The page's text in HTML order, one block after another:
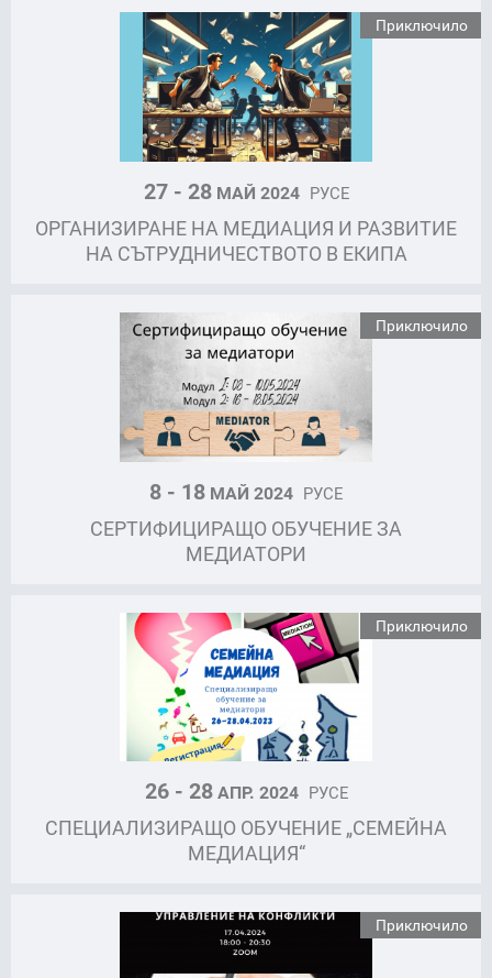
Приключило
27 - 28МАЙ 2024 РУСЕ
ОРГАНИЗИРАНЕ НА МЕДИАЦИЯ И РАЗВИТИЕ
НА СЪТРУДНИЧЕСТВОТО В ЕКИПА
Приключило
8 - 18 МАЙ 2024 РУСЕ
СЕРТИФИЦИРАЩО ОБУЧЕНИЕ ЗА
МЕДИАТОРИ
Приключило
26 - 28АПР. 2024 РУСЕ
СПЕЦИАЛИЗИРАЩО ОБУЧЕНИЕ „СЕМЕЙНА
МЕДИАЦИЯ“
Приключило